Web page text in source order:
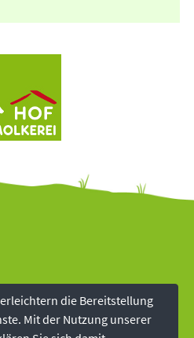
die Bereitstellung
Mit der Nutzung unserer